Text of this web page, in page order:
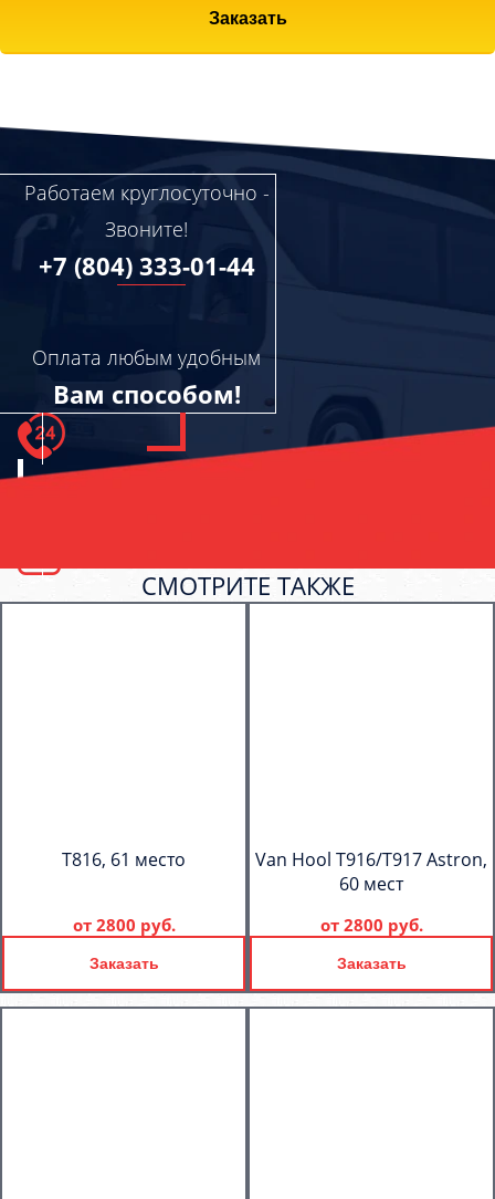
Заказать
Работаем круглосуточно -
Звоните!
+7 (804) 333-01-44
Оплата любым удобным
Вам способом!
СМОТРИТЕ ТАКЖЕ
T816, 61 место
от 2800 руб.
Заказать
Van Hool T916/T917 Astron,
60 мест
от 2800 руб.
Заказать